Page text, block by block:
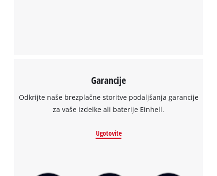
Garancije
Odkrijte naše brezplačne storitve podaljšanja garancije
za vaše izdelke ali baterije Einhell.
Ugotovite